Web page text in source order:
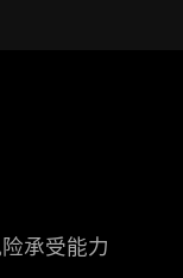
承受能力